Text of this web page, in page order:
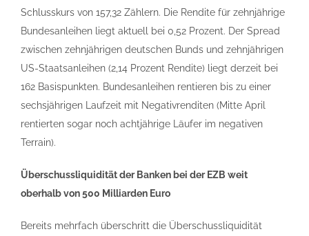
Schlusskurs von 157,32 Zählern. Die Rendite für zehnjährige
Bundesanleihen liegt aktuell bei 0,52 Prozent. Der Spread
zwischen zehnjährigen deutschen Bunds und zehnjährigen
US-Staatsanleihen (2,14 Prozent Rendite) liegt derzeit bei
162 Basispunkten. Bundesanleihen rentieren bis zu einer
sechsjährigen Laufzeit mit Negativrenditen (Mitte April
rentierten sogar noch achtjährige Läufer im negativen
Terrain).
Überschussliquidität der Banken bei der EZB weit
oberhalb von 500 Milliarden Euro
Bereits mehrfach überschritt die Überschussliquidität